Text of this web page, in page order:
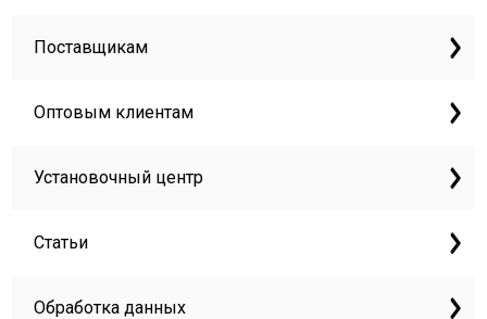
Поставщикам
Оптовым клиентам
Установочный центр
Статьи
Обработка данных